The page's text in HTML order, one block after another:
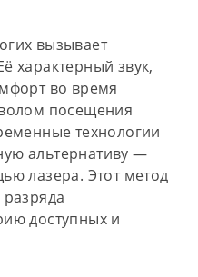
вызывает
характерный звук,
во время
посещения
технологии
альтернативу —
лазера. Этот метод
доступных и